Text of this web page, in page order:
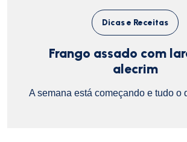
Dicas e Receitas
Frango assado com
alecrim
A semana está começando e tudo o